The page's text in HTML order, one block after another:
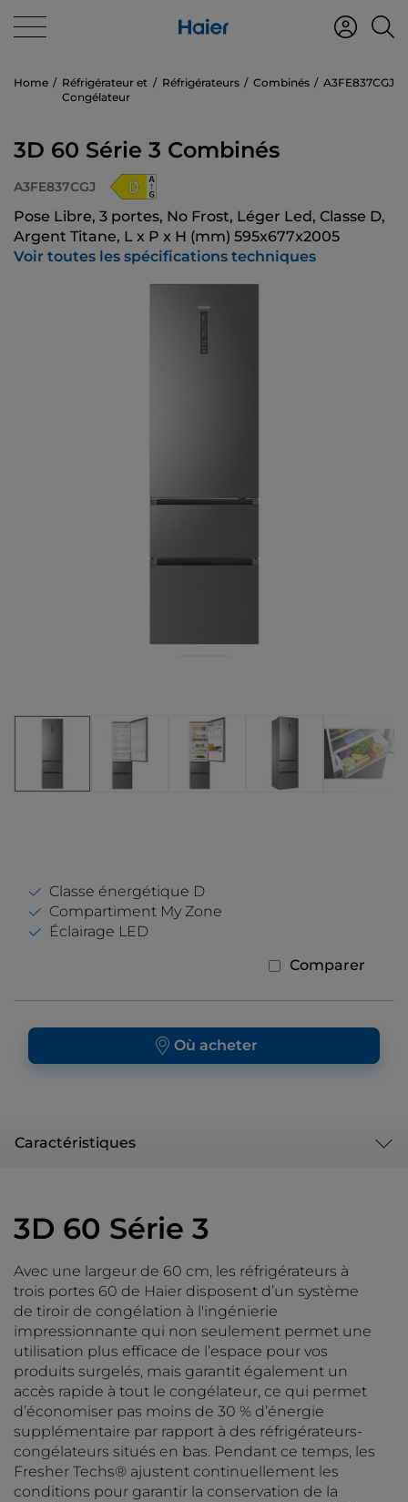
Home
Réfrigérateur et
Congélateur
Réfrigérateurs Combinés A3FE837CGJ
3D 60 Série 3 Combinés
A3FE837CGJ
Pose Libre, 3 portes, No Frost, Léger Led, Classe D,
Argent Titane, L x P x H (mm) 595x677x2005
Voir toutes les spécifications techniques
Classe énergétique D
Compartiment My Zone
Éclairage LED
Comparer
Où acheter
Caractéristiques
3D 60 Série 3
Avec une largeur de 60 cm, les réfrigérateurs à
trois portes 60 de Haier disposent d’un système
de tiroir de congélation à l'ingénierie
impressionnante qui non seulement permet une
utilisation plus efficace de l’espace pour vos
produits surgelés, mais garantit également un
accès rapide à tout le congélateur, ce qui permet
d’économiser pas moins de 30 % d’énergie
supplémentaire par rapport à des réfrigérateurs-
congélateurs situés en bas. Pendant ce temps, les
Fresher Techs® ajustent continuellement les
conditions pour garantir la conservation de la